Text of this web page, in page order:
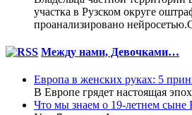
участка в Рузском округе
проанализировано
Между нами, Девочками…
Европа в женских руках: 5
В Европе грядет настоящая
Что мы знаем о 19-летнем сыне